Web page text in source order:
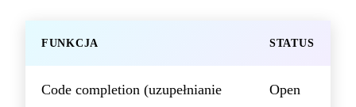
FUNKCJA STATUS
Code completion (uzupełnianie
Open